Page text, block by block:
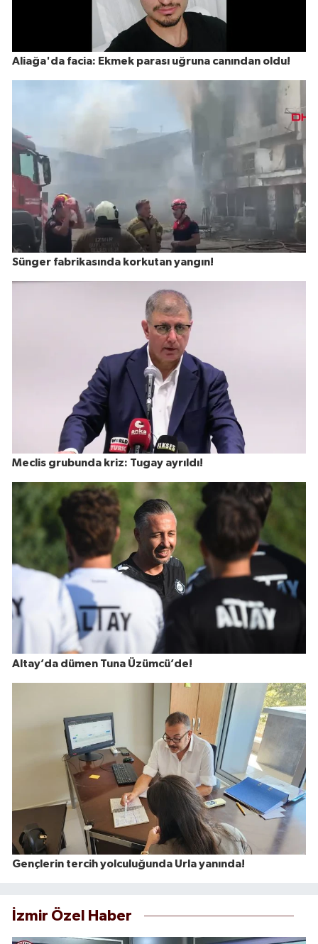
Aliağa'da facia: Ekmek parası uğruna canından oldu!
Sünger fabrikasında korkutan yangın!
Meclis grubunda kriz: Tugay ayrıldı!
Altay’da dümen Tuna Üzümcü’de!
Gençlerin tercih yolculuğunda Urla yanında!
İzmir Özel Haber